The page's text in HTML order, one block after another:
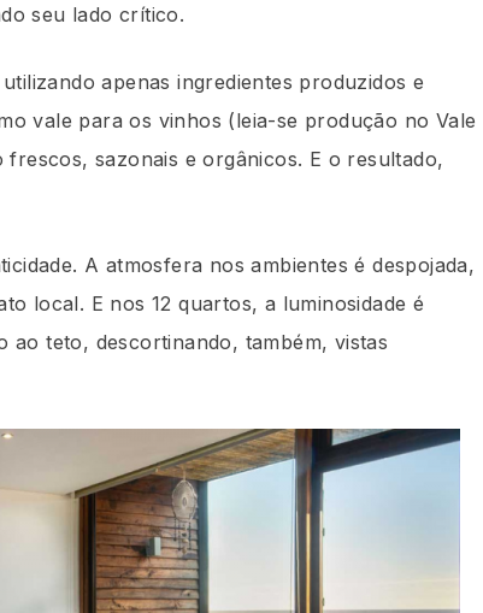
seu lado crítico.
apenas ingredientes produzidos e
vale para os vinhos (leia-se produção no Vale
sazonais e orgânicos. E o resultado,
A atmosfera nos ambientes é despojada,
local. E nos 12 quartos, a luminosidade é
ao teto, descortinando, também, vistas